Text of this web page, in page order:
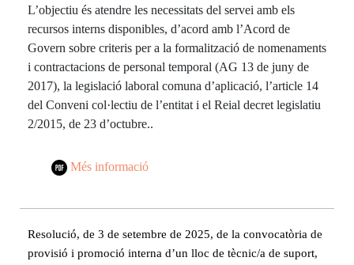
L’objectiu és atendre les necessitats del servei amb els
recursos interns disponibles, d’acord amb l’Acord de
Govern sobre criteris per a la formalització de nomenaments
i contractacions de personal temporal (AG 13 de juny de
2017), la legislació laboral comuna d’aplicació, l’article 14
del Conveni col·lectiu de l’entitat i el Reial decret legislatiu
2/2015, de 23 d’octubre..
Més informació
Resolució, de 3 de setembre de 2025, de la convocatòria de
provisió i promoció interna d’un lloc de tècnic/a de suport,